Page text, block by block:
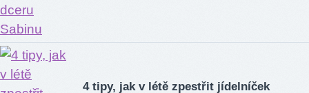
4 tipy, jak v létě zpestřit jídelníček